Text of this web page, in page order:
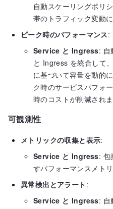
自動スケーリングポリ
帯のトラフィック変動
ピーク時のパフォーマンス:
Service と Ingress: 自
と Ingress を統合して
に基づいて容量を動的
ク時のサービスパフォ
時のコストが削減されま
可観測性
メトリックの収集と表示:
Service と Ingress: 包
すパフォーマンスメト
異常検出とアラート :
Service と Ingress: 自